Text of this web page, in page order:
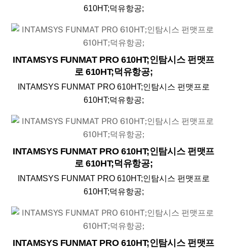
610HT;덕유항공;
INTAMSYS FUNMAT PRO 610HT;인탐시스 펀맷프
로 610HT;덕유항공;
INTAMSYS FUNMAT PRO 610HT;인탐시스 펀맷프로
610HT;덕유항공;
INTAMSYS FUNMAT PRO 610HT;인탐시스 펀맷프
로 610HT;덕유항공;
INTAMSYS FUNMAT PRO 610HT;인탐시스 펀맷프로
610HT;덕유항공;
INTAMSYS FUNMAT PRO 610HT;인탐시스 펀맷프